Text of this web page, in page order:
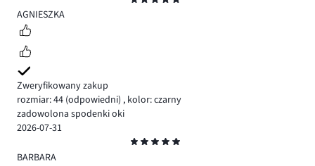
5
AGNIESZKA
Zweryfikowany zakup
rozmiar: 44 (odpowiedni) , kolor: czarny
zadowolona spodenki oki
2026-07-31
5
BARBARA